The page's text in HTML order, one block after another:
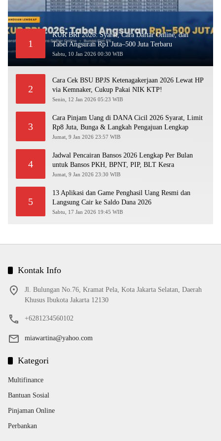
1
KUR BRI 2026: Syarat, Cara Daftar Online, dan
Tabel Angsuran Rp1 Juta–500 Juta Terbaru
Sabtu, 10 Jan 2026 00:30 WIB
2
Cara Cek BSU BPJS Ketenagakerjaan 2026 Lewat HP
via Kemnaker, Cukup Pakai NIK KTP!
Senin, 12 Jan 2026 05:23 WIB
3
Cara Pinjam Uang di DANA Cicil 2026 Syarat, Limit
Rp8 Juta, Bunga & Langkah Pengajuan Lengkap
Jumat, 9 Jan 2026 23:57 WIB
4
Jadwal Pencairan Bansos 2026 Lengkap Per Bulan
untuk Bansos PKH, BPNT, PIP, BLT Kesra
Jumat, 9 Jan 2026 23:30 WIB
5
13 Aplikasi dan Game Penghasil Uang Resmi dan
Langsung Cair ke Saldo Dana 2026
Sabtu, 17 Jan 2026 19:45 WIB
Kontak Info
Jl. Bulungan No.76, Kramat Pela, Kota Jakarta Selatan, Daerah
Khusus Ibukota Jakarta 12130
+6281234560102
miawartina@yahoo.com
Kategori
Multifinance
Bantuan Sosial
Pinjaman Online
Perbankan